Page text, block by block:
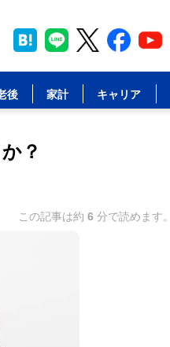
後 家計 キャリア
？
この記事は約 6 分で読めます。